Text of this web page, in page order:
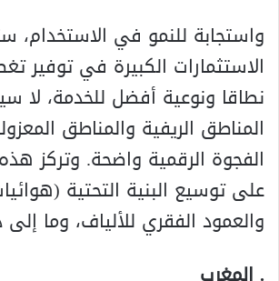
واستجابة للنمو في الاستخدام،
الاستثمارات الكبيرة في توفير
نطاقا ونوعية أفضل للخدمة، لا
المناطق الريفية والمناطق
الفجوة الرقمية واضحة. وتركز
على توسيع البنية التحتية
والعمود الفقري للألياف، وما